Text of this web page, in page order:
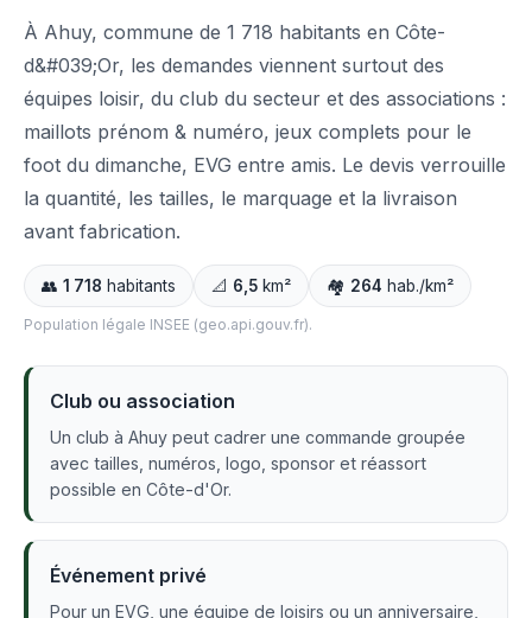
À Ahuy, commune de 1 718 habitants en Côte-
d&#039;Or, les demandes viennent surtout des
équipes loisir, du club du secteur et des associations :
maillots prénom & numéro, jeux complets pour le
foot du dimanche, EVG entre amis. Le devis verrouille
la quantité, les tailles, le marquage et la livraison
avant fabrication.
👥 1 718 habitants 📐 6,5 km² 🏘️ 264 hab./km²
Population légale INSEE (geo.api.gouv.fr).
Club ou association
Un club à Ahuy peut cadrer une commande groupée
avec tailles, numéros, logo, sponsor et réassort
possible en Côte-d'Or.
Événement privé
Pour un EVG, une équipe de loisirs ou un anniversaire,